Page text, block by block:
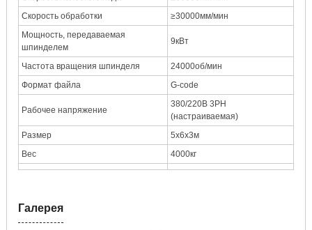
Скорость обработки
≥30000мм/мин
Мощность, передаваемая
шпинделем
9кВт
Частота вращения шпинделя
24000об/мин
Формат файла
G-code
Рабочее напряжение
380/220В 3PH
(настраиваемая)
Размер
5x6x3м
Вес
4000кг
Галерея